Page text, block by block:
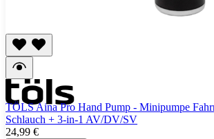
TÖLS Aina Pro Hand Pump - Minipumpe
Schlauch + 3-in-1 AV/DV/SV
24,99 €